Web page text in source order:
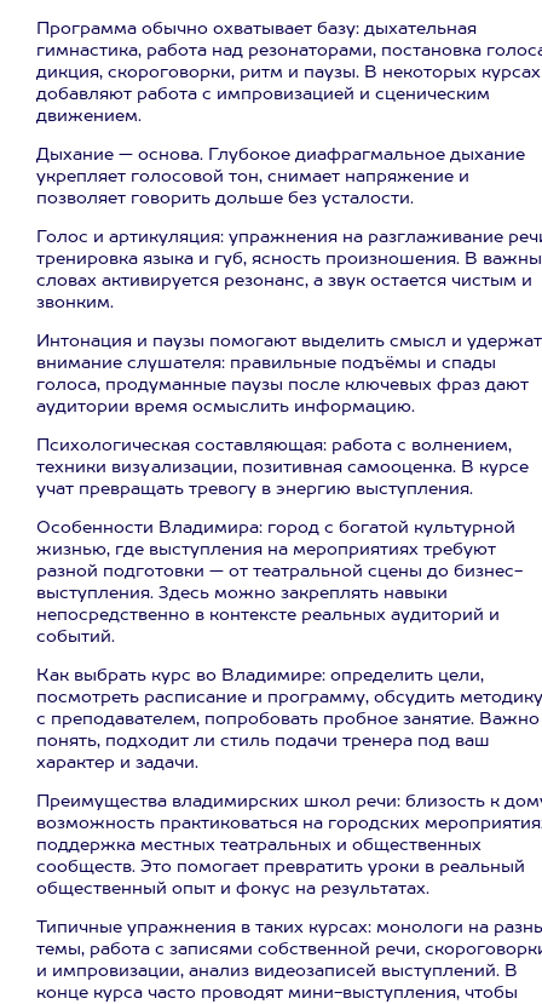
Программа обычно охватывает базу: дыхательная
гимнастика, работа над резонаторами, постановка
дикция, скороговорки, ритм и паузы. В некоторых курсах
добавляют работа с импровизацией и сценическим
движением.
Дыхание — основа. Глубокое диафрагмальное дыхание
укрепляет голосовой тон, снимает напряжение и
позволяет говорить дольше без усталости.
Голос и артикуляция: упражнения на разглаживание
тренировка языка и губ, ясность произношения. В
словах активируется резонанс, а звук остается чистым и
звонким.
Интонация и паузы помогают выделить смысл и
внимание слушателя: правильные подъёмы и спады
голоса, продуманные паузы после ключевых фраз дают
аудитории время осмыслить информацию.
Психологическая составляющая: работа с волнением,
техники визуализации, позитивная самооценка. В курсе
учат превращать тревогу в энергию выступления.
Особенности Владимира: город с богатой культурной
жизнью, где выступления на мероприятиях требуют
разной подготовки — от театральной сцены до бизнес-
выступления. Здесь можно закреплять навыки
непосредственно в контексте реальных аудиторий и
событий.
Как выбрать курс во Владимире: определить цели,
посмотреть расписание и программу, обсудить методику
с преподавателем, попробовать пробное занятие. Важно
понять, подходит ли стиль подачи тренера под ваш
характер и задачи.
Преимущества владимирских школ речи: близость к
возможность практиковаться на городских
поддержка местных театральных и общественных
сообществ. Это помогает превратить уроки в реальный
общественный опыт и фокус на результатах.
Типичные упражнения в таких курсах: монологи на
темы, работа с записями собственной речи,
и импровизации, анализ видеозаписей выступлений. В
конце курса часто проводят мини-выступления, чтобы